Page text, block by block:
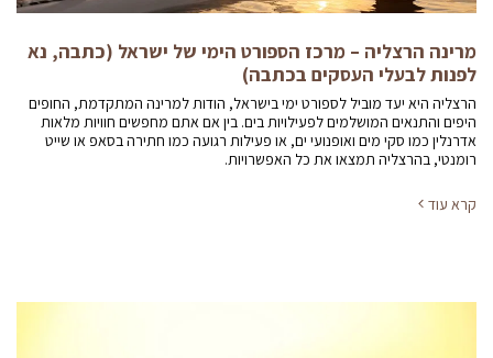
מרינה הרצליה – מרכז הספורט הימי של ישראל (כתבה, נא
לפנות לבעלי העסקים בכתבה)
הרצליה היא יעד מוביל לספורט ימי בישראל, הודות למרינה המתקדמת, החופים
היפים והתנאים המושלמים לפעילויות בים. בין אם אתם מחפשים חוויות מלאות
אדרנלין כמו סקי מים ואופנועי ים, או פעילות רגועה כמו חתירה בסאפ או שייט
רומנטי, בהרצליה תמצאו את כל האפשרויות.
קרא עוד